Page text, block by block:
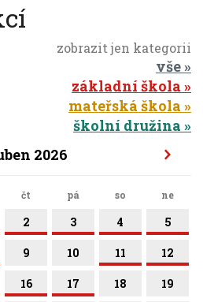
zobrazit jen kategorii
vše
základní škola
mateřská škola
školní družina
2026
čt pá so ne
2 3 4 5
9 10 11 12
16 17 18 19